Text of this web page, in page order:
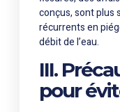
conçus, sont plus
récurrents en
débit de l’eau.
III.
pour